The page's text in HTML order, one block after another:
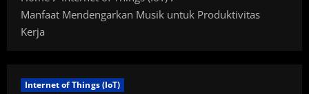
Manfaat Mendengarkan Musik untuk Produktivitas
Kerja
Internet of Things (IoT)